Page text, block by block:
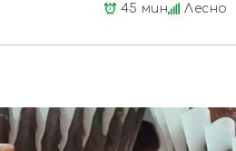
45 мин Лесно